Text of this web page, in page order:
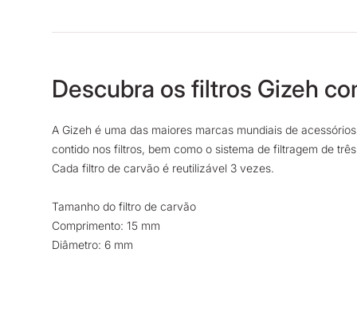
Descubra os filtros Gizeh
A Gizeh é uma das maiores marcas mundiais de
contido nos filtros, bem como o sistema de filtragem de
Cada filtro de carvão é reutilizável 3 vezes.
Tamanho do filtro de carvão
Comprimento: 15 mm
Diâmetro: 6 mm